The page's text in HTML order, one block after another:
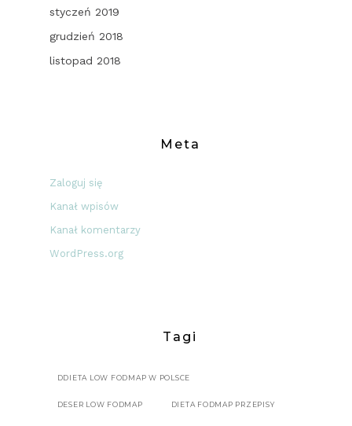
styczeń 2019
grudzień 2018
listopad 2018
Meta
Zaloguj się
Kanał wpisów
Kanał komentarzy
WordPress.org
Tagi
DDIETA LOW FODMAP W POLSCE
DESER LOW FODMAP DIETA FODMAP PRZEPISY